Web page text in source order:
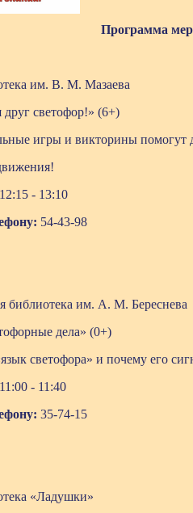
Программа
им. В. М. Мазаева
светофор!» (6+)
игры и викторины помогут
12:15 - 13:10
54-43-98
библиотека им. А. М. Береснева
дела» (0+)
светофора» и почему его
11:00 - 11:40
35-74-15
«Ладушки»